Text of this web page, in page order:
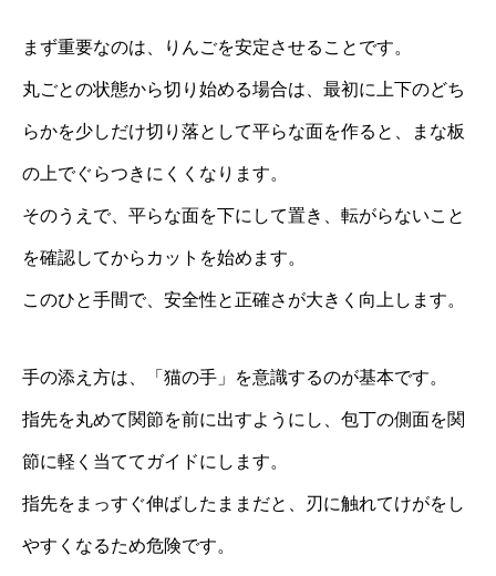
まず重要なのは、りんごを安定させることです。
丸ごとの状態から切り始める場合は、最初に上下のどち
らかを少しだけ切り落として平らな面を作ると、まな板
の上でぐらつきにくくなります。
そのうえで、平らな面を下にして置き、転がらないこと
を確認してからカットを始めます。
このひと手間で、安全性と正確さが大きく向上します。
手の添え方は、「猫の手」を意識するのが基本です。
指先を丸めて関節を前に出すようにし、包丁の側面を関
節に軽く当ててガイドにします。
指先をまっすぐ伸ばしたままだと、刃に触れてけがをし
やすくなるため危険です。